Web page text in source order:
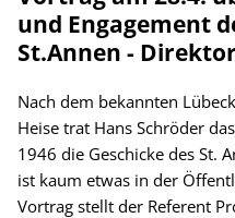
und Engagement
St.Annen -
Nach dem bekannten
Heise trat Hans Schröder
1946 die Geschicke des St.
ist kaum etwas in der
Vortrag stellt der Referent